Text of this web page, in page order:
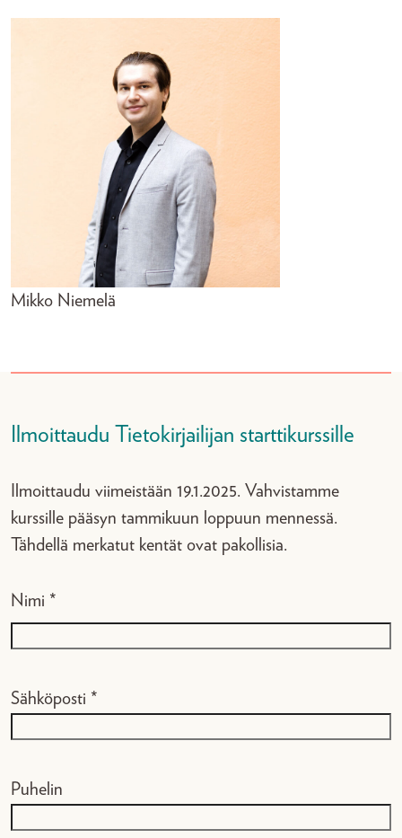
Mikko Niemelä
Ilmoittaudu Tietokirjailijan starttikurssille
Ilmoittaudu viimeistään 19.1.2025. Vahvistamme
kurssille pääsyn tammikuun loppuun mennessä.
Tähdellä merkatut kentät ovat pakollisia.
Nimi *
Sähköposti *
Puhelin